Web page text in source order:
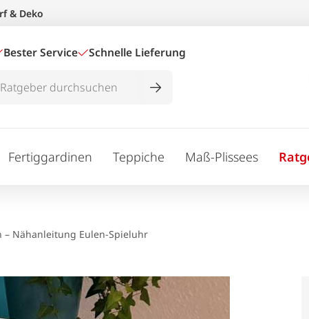
& Deko
Bester Service Schnelle Lieferung
Fertiggardinen Teppiche Maß-Plissees
– Nähanleitung Eulen-Spieluhr